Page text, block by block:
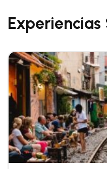
Experiencias